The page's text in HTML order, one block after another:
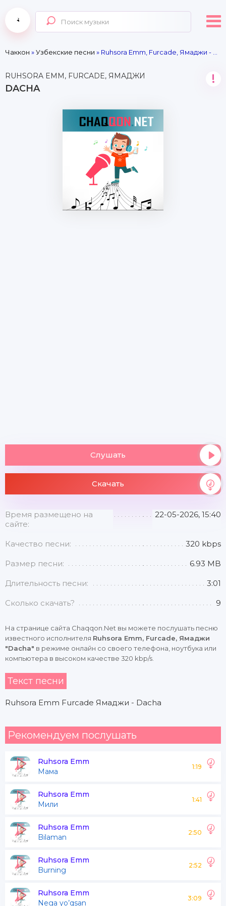
Чаккон »Узбекские песни » Ruhsora Emm, Furcade, Ямаджи - Dacha
RUHSORA EMM, FURCADE, ЯМАДЖИ
DACHA
!
Слушать
Скачать
Время размещено на
сайте:
22-05-2026, 15:40
Качество песни: 320 kbps
Размер песни: 6.93 MB
Длительность песни: 3:01
Сколько скачать? 9
На странице сайта Chaqqon.Net вы можете послушать песню
известного исполнителя Ruhsora Emm, Furcade, Ямаджи
"Dacha" в режиме онлайн со своего телефона, ноутбука или
компьютера в высоком качестве 320 kbp/s.
Текст песни
Ruhsora Emm Furcade Ямаджи - Dacha
Рекомендуем послушать
Ruhsora Emm
Мама
1:19
Ruhsora Emm
Мили
1:41
Ruhsora Emm
Bilaman
2:50
Ruhsora Emm
Burning
2:52
Ruhsora Emm
Nega yo’qsan
3:09